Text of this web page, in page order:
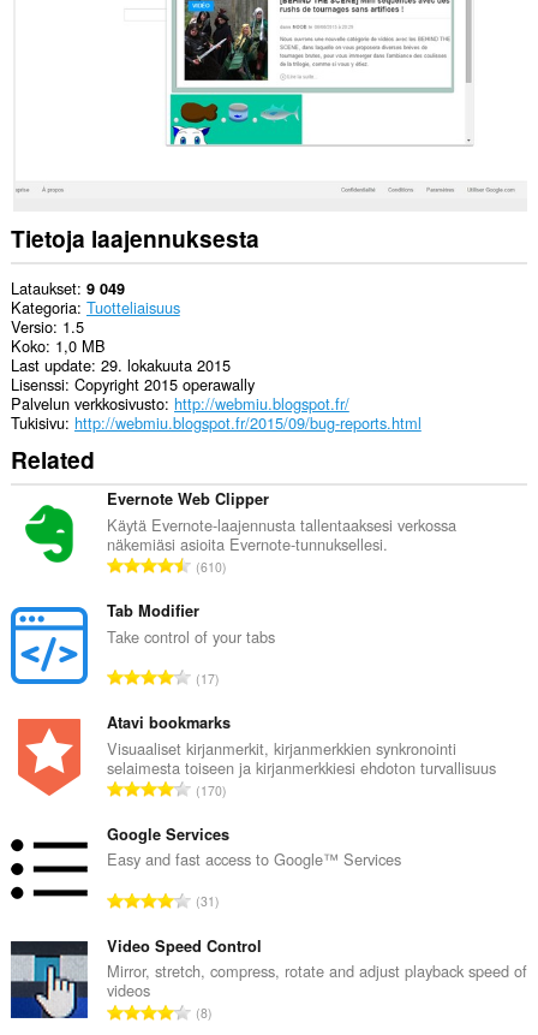
Tietoja laajennuksesta
Lataukset 9 049
Kategoria Tuotteliaisuus
Versio 1.5
Koko 1,0 MB
Last update 29. lokakuuta 2015
Lisenssi Copyright 2015 operawally
Palvelun verkkosivusto http://webmiu.blogspot.fr/
Tukisivu http://webmiu.blogspot.fr/2015/09/bug-reports.html
Related
Evernote Web Clipper
Käytä Evernote-laajennusta tallentaaksesi verkossa
näkemiäsi asioita Evernote-tunnuksellesi.
A
v
i
a
y
h
e
e
s
:
610
Tab Modifier
Take control of your tabs
A
v
i
o
i
a
y
h
e
e
s
17
Atavi bookmarks
Visuaaliset kirjanmerkit, kirjanmerkkien synkronointi
selaimesta toiseen ja kirjanmerkkiesi ehdoton turvallisuus
A
v
i
i
a
y
h
170
Google Services
Easy and fast access to Google™ Services
A
v
i
i
31
Video Speed Control
Mirror, stretch, compress, rotate and adjust playback speed of
videos
A8